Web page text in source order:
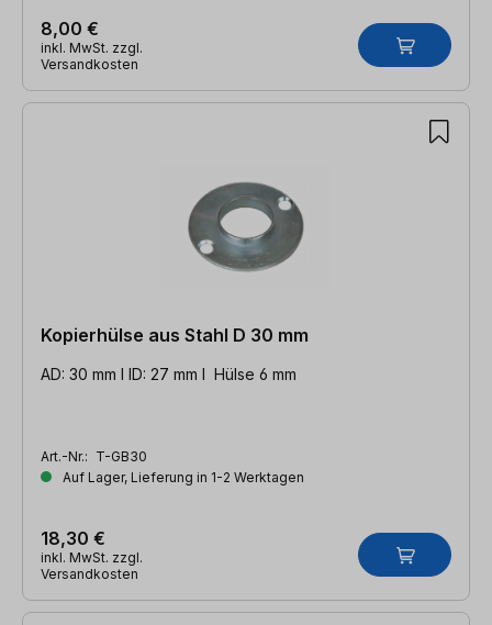
8,00 €
inkl. MwSt. zzgl.
Versandkosten
Kopierhülse aus Stahl D 30 mm
AD: 30 mm l ID: 27 mm l Hülse 6 mm
Art.-Nr.: T-GB30
Auf Lager, Lieferung in 1-2 Werktagen
18,30 €
inkl. MwSt. zzgl.
Versandkosten